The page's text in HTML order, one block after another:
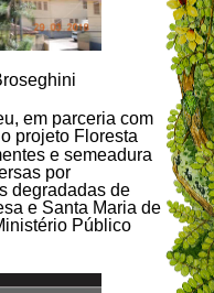
em parceria com
o projeto Floresta
e semeadura
por
degradadas de
e Santa Maria de
Público